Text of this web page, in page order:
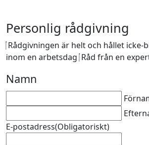
Personlig rådgivning
Rådgivningen är helt och hållet icke-
inom en arbetsdag Råd från en
Namn
E-postadress(Obligatoriskt)